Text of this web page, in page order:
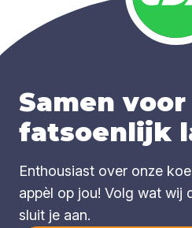
Samen
fatsoenlijk
Enthousiast over onze
appèl op jou! Volg wat wij
sluit je aan.